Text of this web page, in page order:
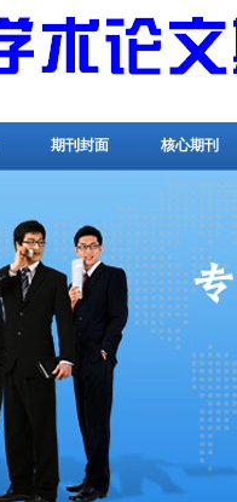
期刊封面 核心期刊